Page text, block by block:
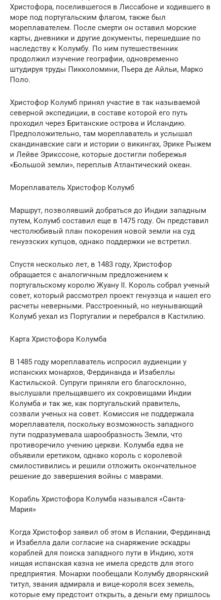
Христофора, поселившегося в Лиссабоне и ходившего в
море под португальским флагом, также был
мореплавателем. После смерти он оставил морские
карты, дневники и другие документы, перешедшие по
наследству к Колумбу. По ним путешественник
продолжил изучение географии, одновременно
штудируя труды Пикколомини, Пьера де Айльи, Марко
Поло.
Христофор Колумб принял участие в так называемой
северной экспедиции, в составе которой его путь
проходил через Британские острова и Исландию.
Предположительно, там мореплаватель и услышал
скандинавские саги и истории о викингах, Эрике Рыжем
и Лейве Эрикссоне, которые достигли побережья
«Большой земли», переплыв Атлантический океан.
Мореплаватель Христофор Колумб
Маршрут, позволявший добраться до Индии западным
путем, Колумб составил еще в 1475 году. Он представил
честолюбивый план покорения новой земли на суд
генуэзских купцов, однако поддержки не встретил.
Спустя несколько лет, в 1483 году, Христофор
обращается с аналогичным предложением к
португальскому королю Жуану II. Король собрал ученый
совет, который рассмотрел проект генуэзца и нашел его
расчеты неверными. Расстроенный, но неунывающий
Колумб уехал из Португалии и перебрался в Кастилию.
Карта Христофора Колумба
В 1485 году мореплаватель испросил аудиенции у
испанских монархов, Фердинанда и Изабеллы
Кастильской. Супруги приняли его благосклонно,
выслушали прельщавшего их сокровищами Индии
Колумба и так же, как португальский правитель,
созвали ученых на совет. Комиссия не поддержала
мореплавателя, поскольку возможность западного
пути подразумевала шарообразность Земли, что
противоречило учению церкви. Колумба едва не
объявили еретиком, однако король с королевой
смилостивились и решили отложить окончательное
решение до завершения войны с маврами.
Корабль Христофора Колумба назывался «Санта-
Мария»
Когда Христофор заявил об этом в Испании, Фердинанд
и Изабелла дали согласие на снаряжение эскадры
кораблей для поиска западного пути в Индию, хотя
нищая испанская казна не имела средств для этого
предприятия. Монархи пообещали Колумбу дворянский
титул, звания адмирала и вице-короля всех земель,
которые ему предстоит открыть, а деньги ему пришлось